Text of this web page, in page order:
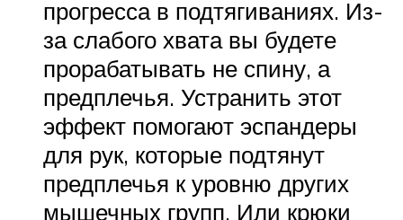
прогресса в подтягиваниях. Из-
за слабого хвата вы будете
прорабатывать не спину, а
предплечья. Устранить этот
эффект помогают эспандеры
для рук, которые подтянут
предплечья к уровню других
мышечных групп. Или крюки